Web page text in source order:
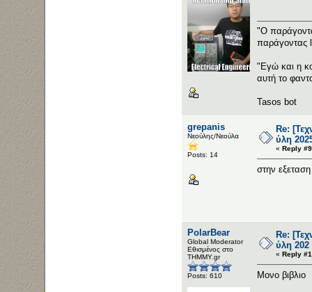
"Ο
παράγοντας
"Εγώ και η
αυτή το
Tasos bot
grepanis
Νεούλης/Νεούλα
Posts: 14
Re:
ύλη
« Reply
στην
PolarBear
Global Moderator
Εθισμένος στο
ΤΗΜΜΥ.gr
Posts: 610
Re:
ύλη 202
« Reply
Μονο βιβλιο